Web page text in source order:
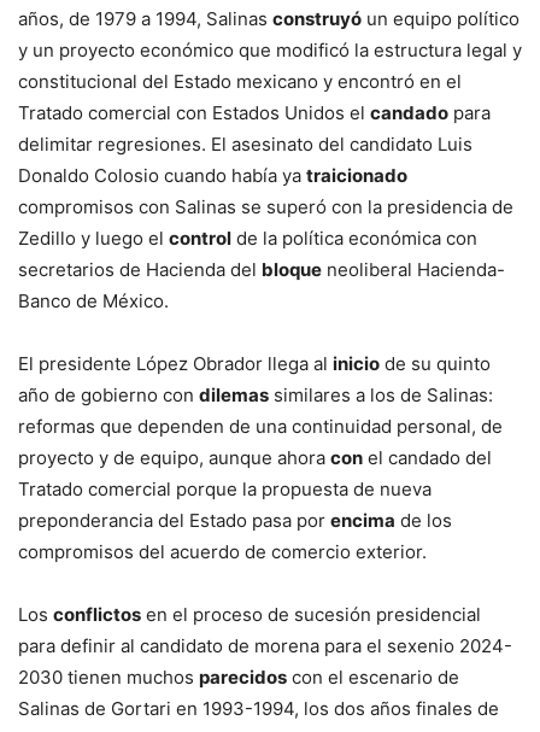
años, de 1979 a 1994, Salinas construyó un equipo político
y un proyecto económico que modificó la estructura legal y
constitucional del Estado mexicano y encontró en el
Tratado comercial con Estados Unidos el candado para
delimitar regresiones. El asesinato del candidato Luis
Donaldo Colosio cuando había ya traicionado
compromisos con Salinas se superó con la presidencia de
Zedillo y luego el control de la política económica con
secretarios de Hacienda del bloque neoliberal Hacienda-
Banco de México.
El presidente López Obrador llega al inicio de su quinto
año de gobierno con dilemas similares a los de Salinas:
reformas que dependen de una continuidad personal, de
proyecto y de equipo, aunque ahora con el candado del
Tratado comercial porque la propuesta de nueva
preponderancia del Estado pasa por encima de los
compromisos del acuerdo de comercio exterior.
Los conflictos en el proceso de sucesión presidencial
para definir al candidato de morena para el sexenio 2024-
2030 tienen muchos parecidos con el escenario de
Salinas de Gortari en 1993-1994, los dos años finales de